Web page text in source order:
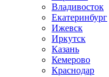
Владивосток
Екатеринбург
Ижевск
Иркутск
Казань
Кемерово
Краснодар